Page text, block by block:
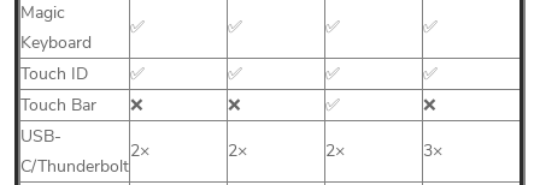
Magic
Keyboard
✅ ✅ ✅ ✅
Touch ID ✅ ✅ ✅
✅
Touch Bar
❌ ❌ ✅
❌
USB-
C/Thunderbolt
2× 2× 2× 3×